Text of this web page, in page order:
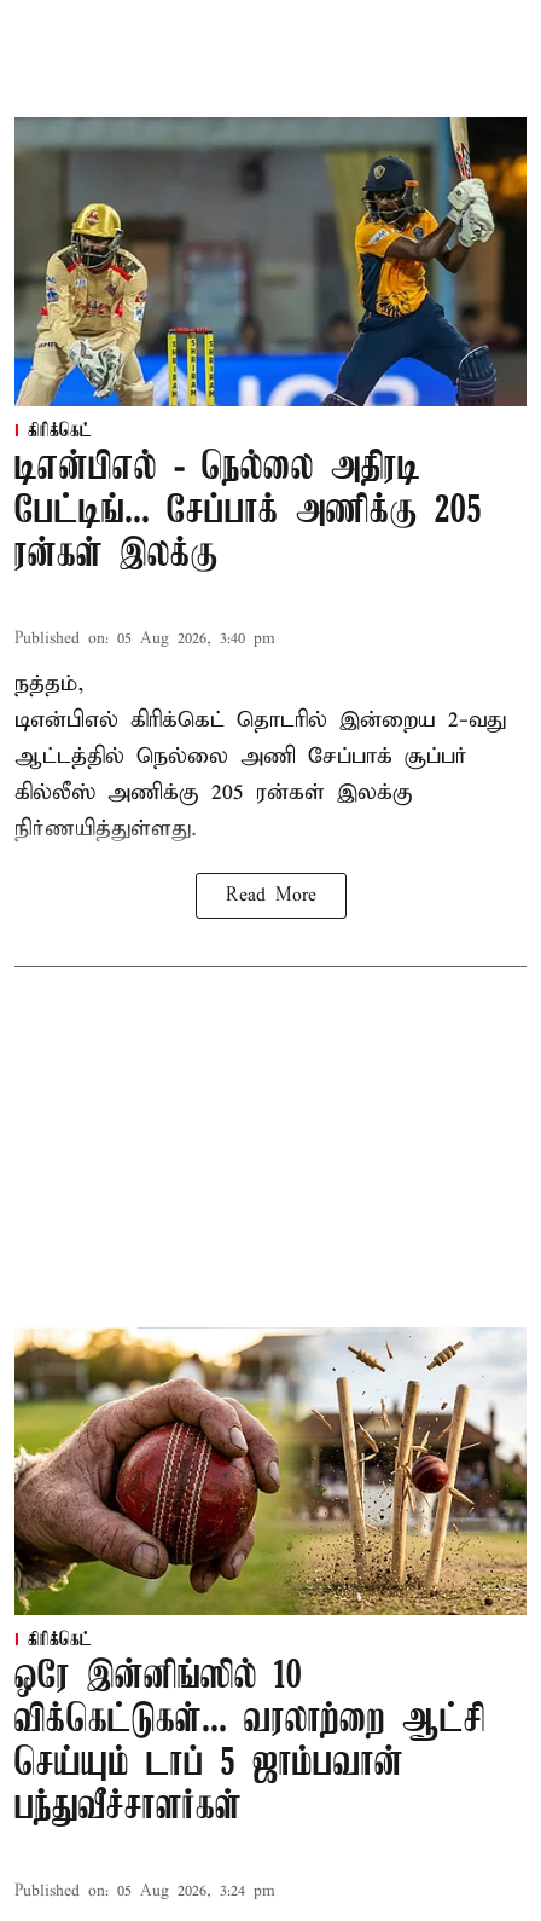
கிரிக்கெட்
டிஎன்பிஎல் - நெல்லை அதிரடி
பேட்டிங்... சேப்பாக் அணிக்கு 205
ரன்கள் இலக்கு
Published on: 05 Aug 2026, 3:40 pm
நத்தம்,
டிஎன்பிஎல் கிரிக்கெட் தொடரில் இன்றைய 2-வது
ஆட்டத்தில் நெல்லை அணி சேப்பாக் சூப்பர்
கில்லீஸ் அணிக்கு 205 ரன்கள் இலக்கு
நிர்ணயித்துள்ளது.
Read More
கிரிக்கெட்
ஒரே இன்னிங்ஸில் 10
விக்கெட்டுகள்... வரலாற்றை ஆட்சி
செய்யும் டாப் 5 ஜாம்பவான்
பந்துவீச்சாளர்கள்
Published on: 05 Aug 2026, 3:24 pm